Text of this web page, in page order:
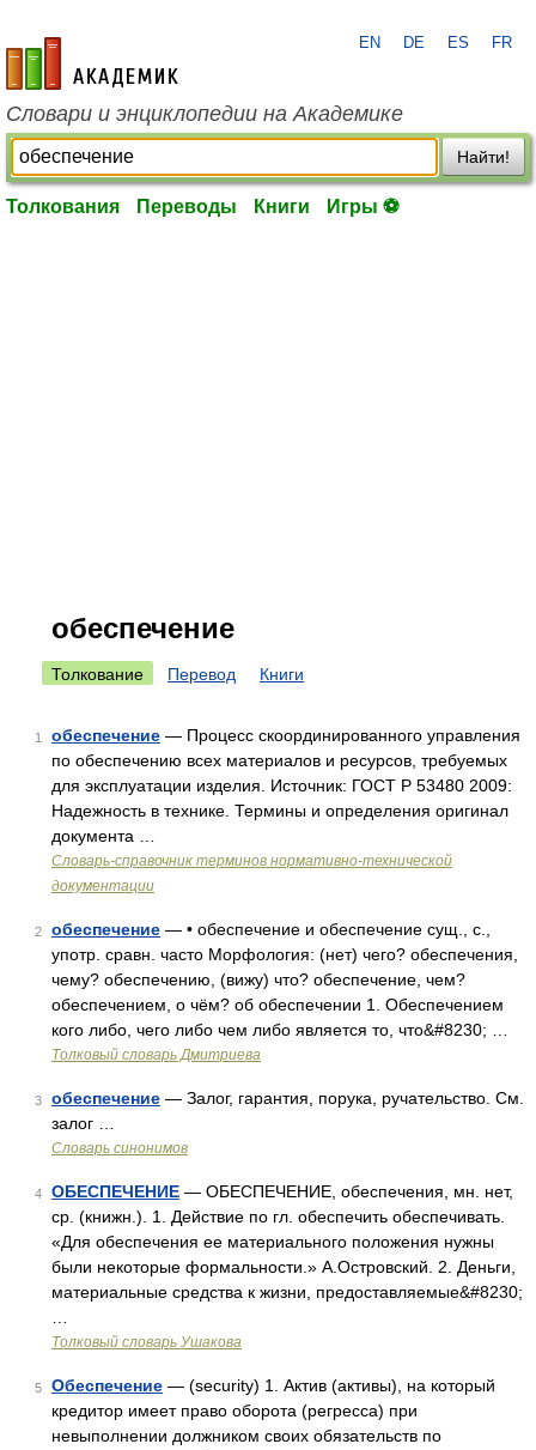
academic.ru
EN DE ES FR
Словари и энциклопедии на Академике
Найти!
Толкования Переводы Книги Игры ⚽
обеспечение
Толкование Перевод Книги
1 обеспечение — Процесс скоординированного управления
по обеспечению всех материалов и ресурсов, требуемых
для эксплуатации изделия. Источник: ГОСТ Р 53480 2009:
Надежность в технике. Термины и определения оригинал
документа …
Словарь-справочник терминов нормативно-технической
документации
2 обеспечение — • обеспечение и обеспечение сущ., с.,
употр. сравн. часто Морфология: (нет) чего? обеспечения,
чему? обеспечению, (вижу) что? обеспечение, чем?
обеспечением, о чём? об обеспечении 1. Обеспечением
кого либо, чего либо чем либо является то, что&#8230; …
Толковый словарь Дмитриева
3 обеспечение — Залог, гарантия, порука, ручательство. См.
залог …
Словарь синонимов
4 ОБЕСПЕЧЕНИЕ — ОБЕСПЕЧЕНИЕ, обеспечения, мн. нет,
ср. (книжн.). 1. Действие по гл. обеспечить обеспечивать.
«Для обеспечения ее материального положения нужны
были некоторые формальности.» А.Островский. 2. Деньги,
материальные средства к жизни, предоставляемые&#8230;
Толковый словарь Ушакова
5 Обеспечение — (security) 1. Актив (активы), на который
кредитор имеет право оборота (регресса) при
невыполнении должником своих обязательств по